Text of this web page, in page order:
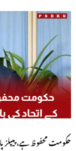
حکومت محفوظ ہے، پیپلز